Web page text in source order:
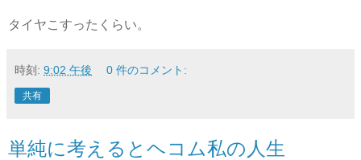
タイヤこすったくらい。
時刻: 9:02 午後 0 件のコメント:
共有
単純に考えるとヘコム私の人生